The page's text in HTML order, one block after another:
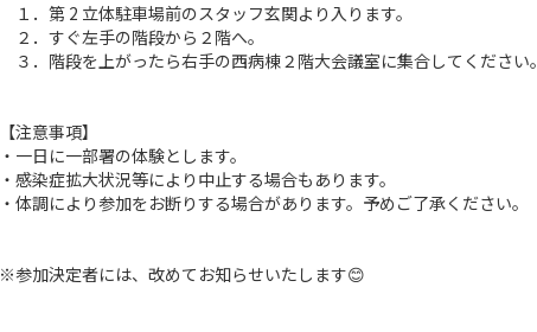
１．第 2 立体駐車場前のスタッフ玄関より入ります。
２．すぐ左手の階段から２階へ。
３．階段を上がったら右手の西病棟２階大会議室に集合してください。
【注意事項】
・一日に一部署の体験とします。
・感染症拡大状況等により中止する場合もあります。
・体調により参加をお断りする場合があります。予めご了承ください。
※参加決定者には、改めてお知らせいたします😊